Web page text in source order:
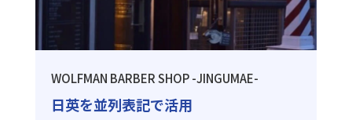
WOLFMAN BARBER SHOP -JINGUMAE-
日英を並列表記で活用